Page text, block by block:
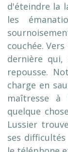
d'éteindre la
les
couchée.
dernière qui,
repousse.
charge en
maîtresse
quelque
Lussier
ses